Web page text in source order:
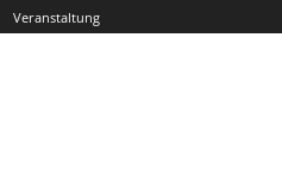
Veranstaltung